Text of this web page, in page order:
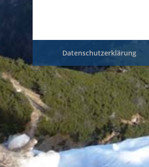
Datenschutzerklärung